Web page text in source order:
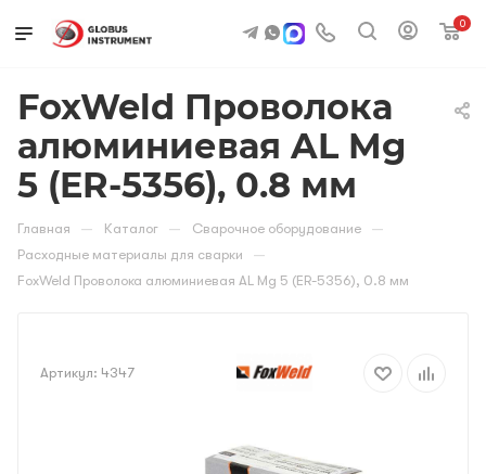
0
FoxWeld Проволока
алюминиевая AL Mg
5 (ER-5356), 0.8 мм
Главная — Каталог — Сварочное оборудование —
Расходные материалы для сварки —
FoxWeld Проволока алюминиевая AL Mg 5 (ER-5356), 0.8 мм
Артикул: 4347